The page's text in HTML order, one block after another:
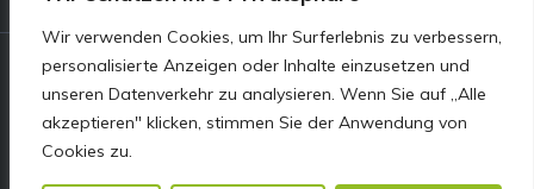
Wir verwenden Cookies, um Ihr Surferlebnis zu verbessern,
personalisierte Anzeigen oder Inhalte einzusetzen und
unseren Datenverkehr zu analysieren. Wenn Sie auf „Alle
akzeptieren" klicken, stimmen Sie der Anwendung von
Cookies zu.
© E&S Motors GmbH,
Linzer Straße 83 4240
Freistadt